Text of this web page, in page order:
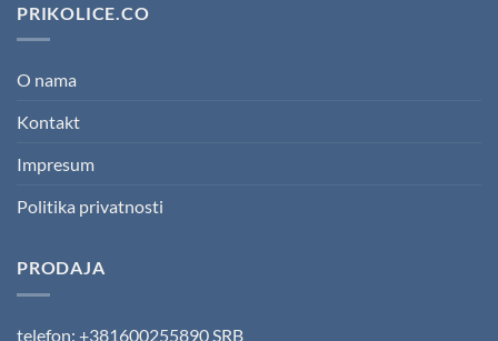
PRIKOLICE.CO
O nama
Kontakt
Impresum
Politika privatnosti
PRODAJA
telefon: +381600255890 SRB